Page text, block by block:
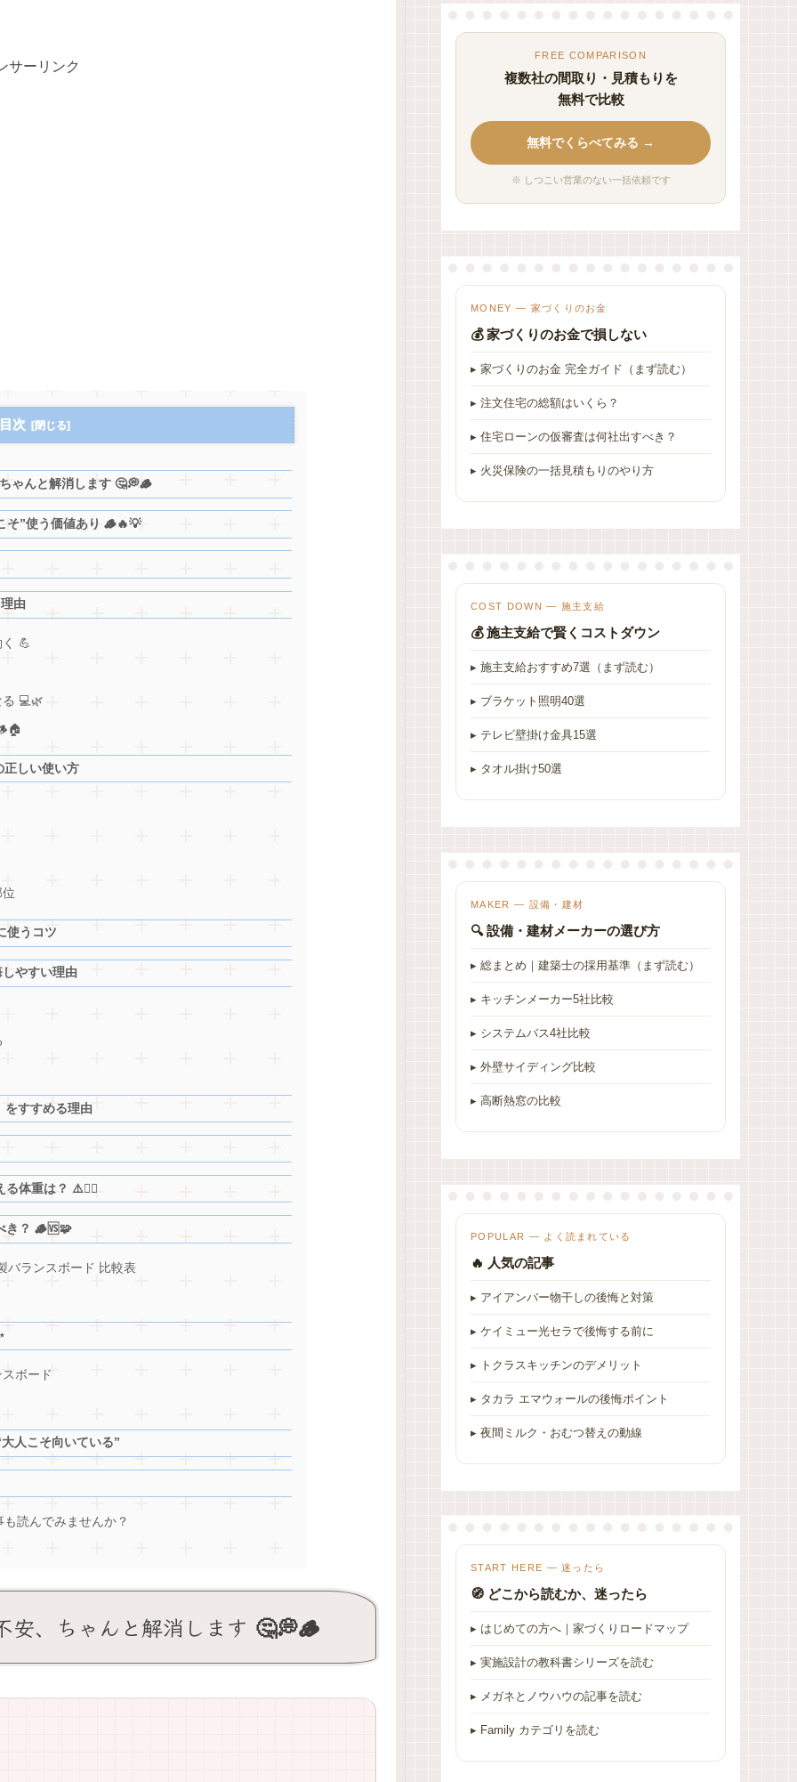
サーリンク
次
ゃんと解消します 🤔💭🪵
そ”使う価値あり 🪵🔥💡
由
💪
💻🌿
正しい使い方
使うコツ
やすい理由
すすめる理由
る体重は？ ⚠️🧍‍♂️
き？ 🪵🆚🧩
バランスボード 比較表
ボード
人こそ向いている”
読んでみませんか？
安、ちゃんと解消します 🤔💭🪵
FREE COMPARISON
複数社の間取り・見積もりを
無料で比較
無料でくらべてみる →
※ しつこい営業のない一括依頼です
MONEY — 家づくりのお金
💰 家づくりのお金で損しない
▸ 家づくりのお金 完全ガイド（まず読む）
▸ 注文住宅の総額はいくら？
▸ 住宅ローンの仮審査は何社出すべき？
▸ 火災保険の一括見積もりのやり方
COST DOWN — 施主支給
💰 施主支給で賢くコストダウン
▸ 施主支給おすすめ7選（まず読む）
▸ ブラケット照明40選
▸ テレビ壁掛け金具15選
▸ タオル掛け50選
MAKER — 設備・建材
🔍 設備・建材メーカーの選び方
▸ 総まとめ｜建築士の採用基準（まず読む）
▸ キッチンメーカー5社比較
▸ システムバス4社比較
▸ 外壁サイディング比較
▸ 高断熱窓の比較
POPULAR — よく読まれている
🔥 人気の記事
▸ アイアンバー物干しの後悔と対策
▸ ケイミュー光セラで後悔する前に
▸ トクラスキッチンのデメリット
▸ タカラ エマウォールの後悔ポイント
▸ 夜間ミルク・おむつ替えの動線
START HERE — 迷ったら
🧭 どこから読むか、迷ったら
▸ はじめての方へ｜家づくりロードマップ
▸ 実施設計の教科書シリーズを読む
▸ メガネとノウハウの記事を読む
▸ Family カテゴリを読む